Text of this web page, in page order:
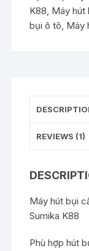
K88, Máy hút
bụi ô tô, Máy
REVIEWS (1)
Máy hút bụi
Sumika K88
Phù hợp hút